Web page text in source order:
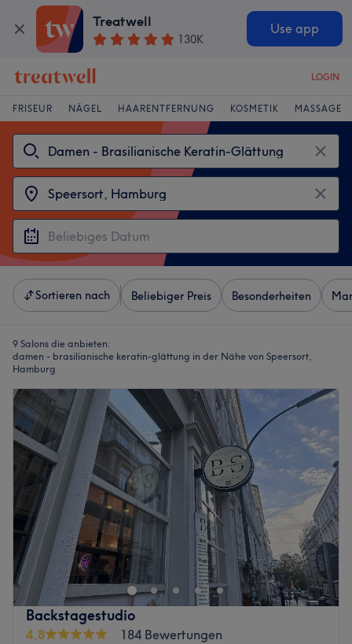
Treatwell
130K
Use app
LOGIN
FRISEUR NÄGEL HAARENTFERNUNG KOSMETIK MASSAGE
Sortieren nach Beliebiger Preis Besonderheiten
9 Salons die anbieten:
damen - brasilianische keratin-glättung in der Nähe von Speersort,
Hamburg
Backstagestudio
4,8
184 Bewertungen